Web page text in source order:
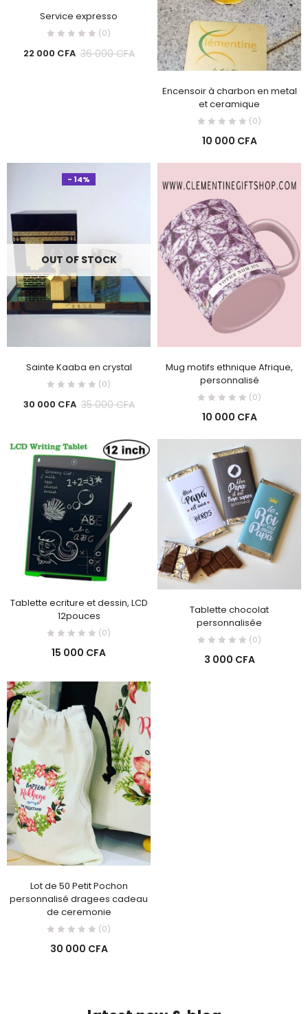
Service expresso
(0)
22 000 CFA 36 000CFA
Encensoir à charbon en metal
et ceramique
(0)
10 000 CFA
- 14%
OUT OF STOCK
Sainte Kaaba en crystal
(0)
30 000 CFA 35 000CFA
Mug motifs ethnique Afrique,
personnalisé
(0)
10 000 CFA
Tablette ecriture et dessin, LCD
12pouces
(0)
15 000 CFA
Tablette chocolat
personnalisée
(0)
3 000 CFA
Lot de 50 Petit Pochon
personnalisé dragees cadeau
de ceremonie
(0)
30 000 CFA